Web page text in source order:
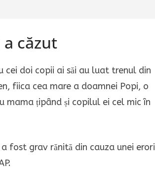
căzut
cei doi copii ai săi au luat trenul din
fiica cea mare a doamnei Popi, o
mama țipând și copilul ei cel mic în
fost grav rănită din cauza unei erori